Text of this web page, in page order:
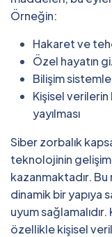
Örneğin:
Hakaret ve
Özel hayatın
Bilişim
Kişisel verilerin
yayılması
Siber zorbalık
teknolojinin
kazanmaktadır.
dinamik bir yapıya
uyum
özellikle kişisel